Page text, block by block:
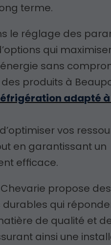
terme.
le réglage des
qui
sans
produits à
adapté
vos
en garantissant un
efficace.
propose des
qui
de qualité et
ainsi une